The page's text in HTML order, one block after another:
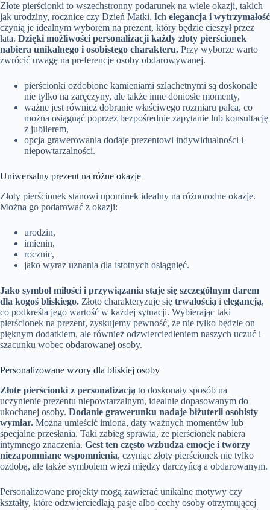
Złote pierścionki to wszechstronny podarunek na wiele okazji, takich
jak urodziny, rocznice czy Dzień Matki. Ich elegancja i wytrzymałość
czynią je idealnym wyborem na prezent, który będzie cieszył przez
lata. Dzięki możliwości personalizacji każdy złoty pierścionek
nabiera unikalnego i osobistego charakteru. Przy wyborze warto
zwrócić uwagę na preferencje osoby obdarowywanej.
pierścionki ozdobione kamieniami szlachetnymi są doskonałe
nie tylko na zaręczyny, ale także inne doniosłe momenty,
ważne jest również dobranie właściwego rozmiaru palca, co
można osiągnąć poprzez bezpośrednie zapytanie lub konsultację
z jubilerem,
opcja grawerowania dodaje prezentowi indywidualności i
niepowtarzalności.
Uniwersalny prezent na różne okazje
Złoty pierścionek stanowi upominek idealny na różnorodne okazje.
Można go podarować z okazji:
urodzin,
imienin,
rocznic,
jako wyraz uznania dla istotnych osiągnięć.
Jako symbol miłości i przywiązania staje się szczególnym darem
dla kogoś bliskiego. Złoto charakteryzuje się trwałością i elegancją,
co podkreśla jego wartość w każdej sytuacji. Wybierając taki
pierścionek na prezent, zyskujemy pewność, że nie tylko będzie on
pięknym dodatkiem, ale również odzwierciedleniem naszych uczuć i
szacunku wobec obdarowanej osoby.
Personalizowane wzory dla bliskiej osoby
Złote pierścionki z personalizacją to doskonały sposób na
uczynienie prezentu niepowtarzalnym, idealnie dopasowanym do
ukochanej osoby. Dodanie grawerunku nadaje biżuterii osobisty
wymiar. Można umieścić imiona, daty ważnych momentów lub
specjalne przesłania. Taki zabieg sprawia, że pierścionek nabiera
intymnego znaczenia. Gest ten często wzbudza emocje i tworzy
niezapomniane wspomnienia, czyniąc złoty pierścionek nie tylko
ozdobą, ale także symbolem więzi między darczyńcą a obdarowanym.
Personalizowane projekty mogą zawierać unikalne motywy czy
kształty, które odzwierciedlają pasje albo cechy osoby otrzymującej